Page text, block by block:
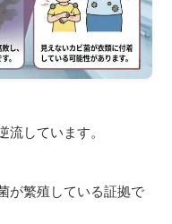
しています。
が繁殖している証拠で